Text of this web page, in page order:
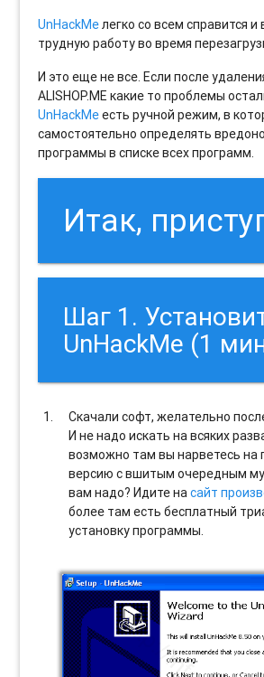
UnHackMeлегко со всем справится
трудную работу во время
И это еще не все. Если после
ALISHOP.ME какие то проблемы
UnHackMeесть ручной режим, в
самостоятельно определять
программы в списке всех программ.
Итак,
Шаг 1.
UnHackMe (1
Скачали софт, желательно
И не надо искать на всяких
возможно там вы нарветесь на
версию с вшитым очередным
вам надо? Идите насайт
более там есть бесплатный
установку программы.